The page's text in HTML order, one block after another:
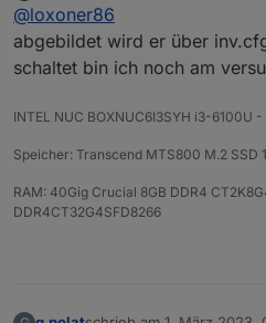
?
Zusätzlich möchte
verbundener
möglich ist per
Einspeisung physisch
Offline
@loxoner86
abgebildet wird er über
schaltet bin ich noch am
INTEL NUC BOXNUC6I3SYH i3-6100U
Speicher: Transcend MTS800 M.2 SSD
RAM: 40Gig Crucial 8GB DDR4
DDR4CT32G4SFD8266